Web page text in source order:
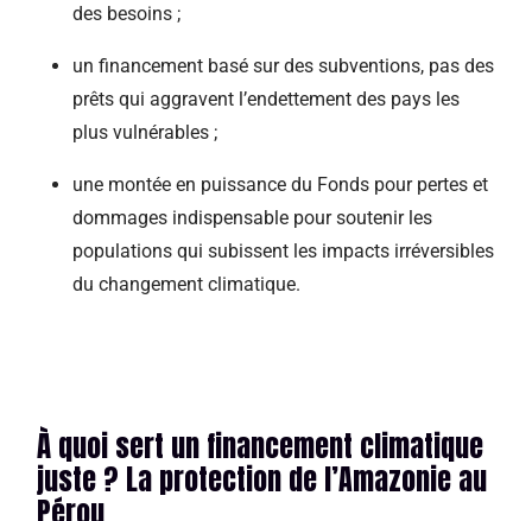
des besoins ;
un financement basé sur des subventions, pas des
prêts qui aggravent l’endettement des pays les
plus vulnérables ;
une montée en puissance du Fonds pour pertes et
dommages indispensable pour soutenir les
populations qui subissent les impacts irréversibles
du changement climatique.
À quoi sert un financement climatique
juste ? La protection de l’Amazonie au